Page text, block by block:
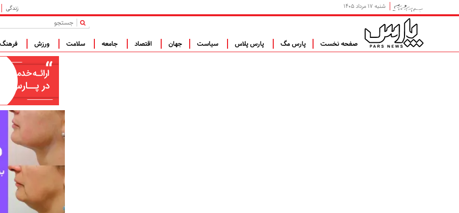
شنبه ۱۷ مرداد ۱۴۰۵ زندگی
|
صفحه نخست پارس مگ پارس پلاس سیاست جهان اقتصاد جامعه سلامت ورزش فرهنگ